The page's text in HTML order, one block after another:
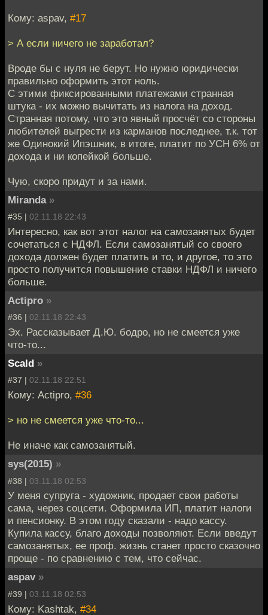
Кому: aspav, #17
> А если ничего не заработал?
Вроде бы с нуля не берут. Но нужно юридически
правильно оформить этот ноль.
С этими фиксированными платежами странная
штука - их можно вычитать из налога на доход.
Странная потому, что это явный просчёт со стороны
любителей выгрести из карманов последнее, т.к. тот
же Одинокий Ипэшник, в итоге, платит по УСН 6% от
дохода и ни копейкой больше.
Чую, скоро придут и за нами.
Miranda »
#35 | 02.11.18 22:43
Интересно, как вот этот налог на самозанятых будет
сочетаться с НДФЛ. Если самозанятый со своего
дохода должен будет платить и то, и другое, то это
просто получится повышение ставки НДФЛ и ничего
больше.
Actipro »
#36 | 02.11.18 22:43
Эх. Рассказывает Д.Ю. бодро, но не смеется уже
что-то...
Scald »
#37 | 02.11.18 22:51
Кому: Actipro, #36
> но не смеется уже что-то...
Не иначе как самозанятый.
sys(2015) »
#38 | 03.11.18 02:53
У меня супруга - художник, продает свои работы
сама, через соцсети. Оформила ИП, платит налоги
и пенсионку. В этом году сказали - надо кассу.
Купила кассу, благо доходы позволяют. Если введут
самозанятых, ее проф. жизнь станет просто сказочно
проще - по сравнению с тем, что сейчас.
aspav »
#39 | 03.11.18 02:53
Кому: Kashtak, #34